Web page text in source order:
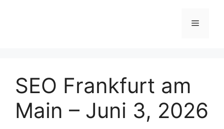
Menü
SEO Frankfurt am
Main – Juni 3, 2026